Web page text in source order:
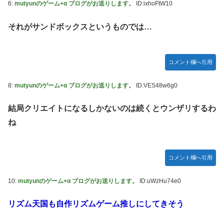
LIAR GAME -ライアーゲーム- 第17話 感想：秋山さんの逆
FF4とかいうカッコいい竜騎士が活躍するゲーム最高だよな
【デレマス】 仮面ライダーバロンＰ第２話「蒼翼の乙女」
やる夫のダンジョン運営記183-雑談所ネタ118 懺悔小ネタ
『マリオカートワールド』はどうすればよかったのか…
やる夫「催眠アプリを手に入れたんだけど……これ必要だっ
た？」 第29話
なのがデュオだよね
6: mutyunのゲーム+α ブログがお送りします。 ID:ixhoFtW10
それがサンドボックスというものでは…
コメント欄へ引用
8: mutyunのゲーム+α ブログがお送りします。 ID:VES48w6g0
結局クリエイトになるしかないのは続くとウンザリするわ
ね
コメント欄へ引用
10: mutyunのゲーム+α ブログがお送りします。 ID:uWzHu74e0
リズム天国も自作リズムゲーム推しにしてきそう